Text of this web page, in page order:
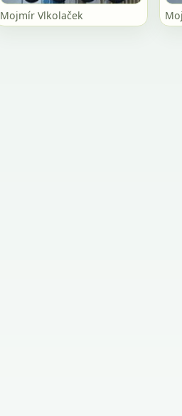
Mojmír Vlkolaček